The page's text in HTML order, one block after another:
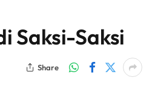
Saksi-Saksi
Share